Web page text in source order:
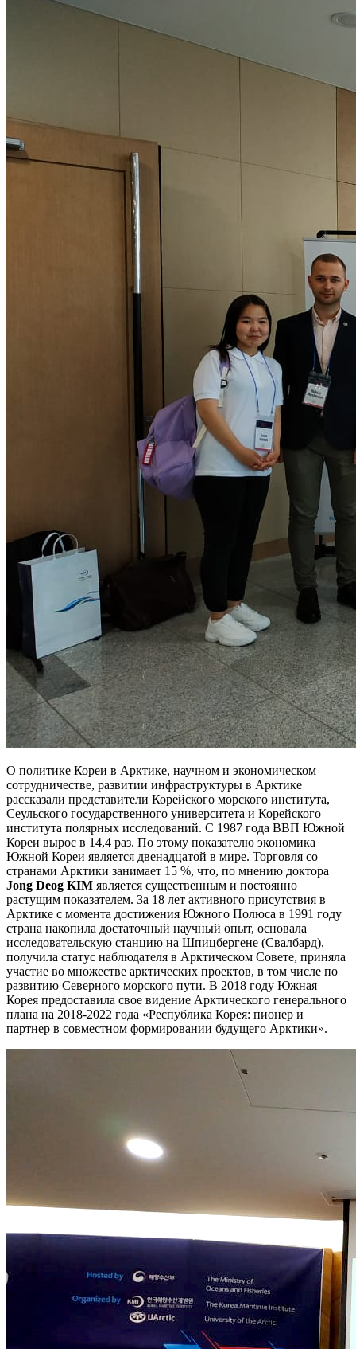
О политике Кореи в Арктике, научном и экономическом
сотрудничестве, развитии инфраструктуры в Арктике
рассказали представители Корейского морского института,
Сеульского государственного университета и Корейского
института полярных исследований. С 1987 года ВВП Южной
Кореи вырос в 14,4 раз. По этому показателю экономика
Южной Кореи является двенадцатой в мире. Торговля со
странами Арктики занимает 15 %, что, по мнению доктора
Jong Deog KIM является существенным и постоянно
растущим показателем. За 18 лет активного присутствия в
Арктике с момента достижения Южного Полюса в 1991 году
страна накопила достаточный научный опыт, основала
исследовательскую станцию на Шпицбергене (Свалбард),
получила статус наблюдателя в Арктическом Совете, приняла
участие во множестве арктических проектов, в том числе по
развитию Северного морского пути. В 2018 году Южная
Корея предоставила свое видение Арктического генерального
плана на 2018-2022 года «Республика Корея: пионер и
партнер в совместном формировании будущего Арктики».